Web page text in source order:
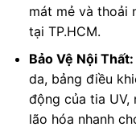
mát mẻ và thoải
tại TP.HCM.
Bảo Vệ Nội Thất:
da, bảng điều
động của tia UV,
lão hóa nhanh